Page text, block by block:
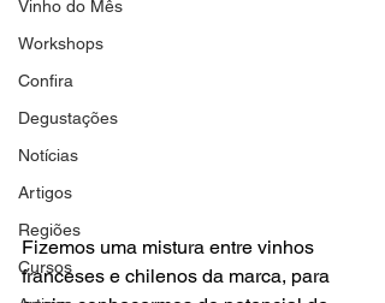
Vinho do Mês
Workshops
Confira
Degustações
Notícias
Artigos
Regiões
Cursos
Fizemos uma mistura entre vinhos
franceses e chilenos da marca, para